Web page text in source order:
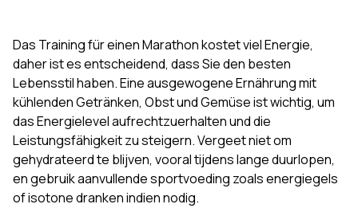
Das Training für einen Marathon kostet viel Energie,
daher ist es entscheidend, dass Sie den besten
Lebensstil haben. Eine ausgewogene Ernährung mit
kühlenden Getränken, Obst und Gemüse ist wichtig, um
das Energielevel aufrechtzuerhalten und die
Leistungsfähigkeit zu steigern. Vergeet niet om
gehydrateerd te blijven, vooral tijdens lange duurlopen,
en gebruik aanvullende sportvoeding zoals energiegels
of isotone dranken indien nodig.